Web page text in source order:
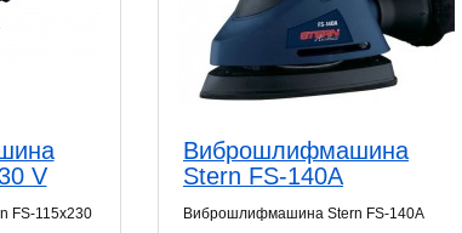
V
FS-115x230
Виброшлифмашина
Stern FS-140A
Виброшлифмашина Stern FS-140A